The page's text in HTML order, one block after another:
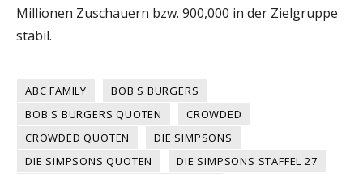
Millionen Zuschauern bzw. 900,000 in der Zielgruppe
stabil.
ABC FAMILY
BOB'S BURGERS
BOB'S BURGERS QUOTEN
CROWDED
CROWDED QUOTEN
DIE SIMPSONS
DIE SIMPSONS QUOTEN
DIE SIMPSONS STAFFEL 27